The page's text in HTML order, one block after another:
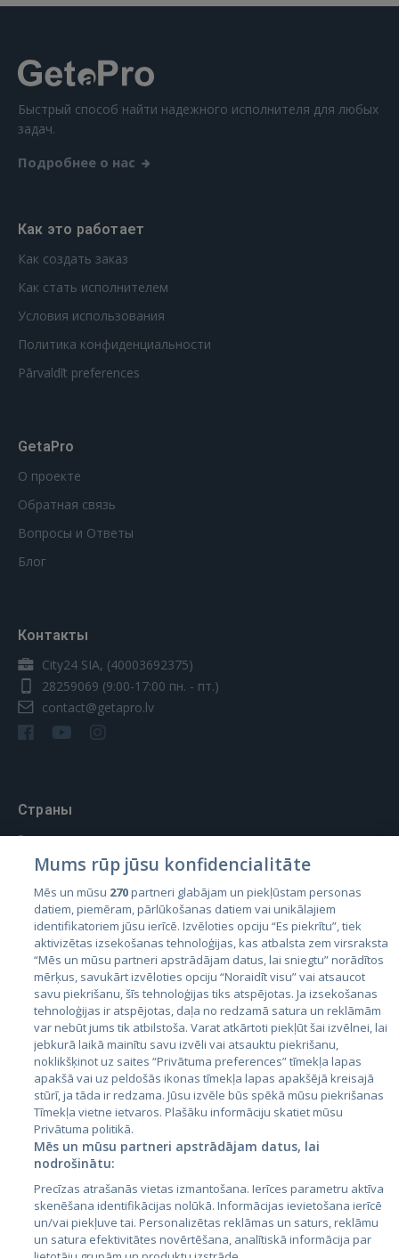
Забыли пароль? Запомнить?
 Sign in with Apple
РЕГИСТРАЦИЯ
Быстрый способ найти надежного исполнителя для любых
задач.
Подробнее о нас
Как это работает
Как создать заказ
Как стать исполнителем
Условия использования
Политика конфиденциальности
Pārvaldīt preferences
GetaPro
О проекте
Обратная связь
Вопросы и Ответы
Блог
Контакты
City24 SIA, (40003692375)
28259069 (9:00-17:00 пн. - пт.)
contact@getapro.lv
Страны
Эстония
Латвия
Литва
City24.lv
City24.ee
GetaPro.lv
GetaPro.ee
Skelbiu.lt
Autoplius.lt
Aruodas.lt
CVbankas.lt
Kainos.lt
Paslaugos.lt
KV.ee
KuldneBörs.ee
Mums rūp jūsu konfidencialitāte
Mēs un mūsu 270partneri glabājam un piekļūstam personas
datiem, piemēram, pārlūkošanas datiem vai unikālajiem
identifikatoriem jūsu ierīcē. Izvēloties opciju “Es piekrītu”, tiek
aktivizētas izsekošanas tehnoloģijas, kas atbalsta zem virsraksta
“Mēs un mūsu partneri apstrādājam datus, lai sniegtu” norādītos
mērķus, savukārt izvēloties opciju “Noraidīt visu” vai atsaucot
savu piekrišanu, šīs tehnoloģijas tiks atspējotas. Ja izsekošanas
tehnoloģijas ir atspējotas, daļa no redzamā satura un reklāmām
var nebūt jums tik atbilstoša. Varat atkārtoti piekļūt šai izvēlnei, lai
jebkurā laikā mainītu savu izvēli vai atsauktu piekrišanu,
noklikšķinot uz saites “Privātuma preferences” tīmekļa lapas
apakšā vai uz peldošās ikonas tīmekļa lapas apakšējā kreisajā
stūrī, ja tāda ir redzama. Jūsu izvēle būs spēkā mūsu piekrišanas
Tīmekļa vietne ietvaros. Plašāku informāciju skatiet mūsu
Privātuma politikā.
Mēs un mūsu partneri apstrādājam datus, lai
nodrošinātu:
Precīzas atrašanās vietas izmantošana. Ierīces parametru aktīva
skenēšana identifikācijas nolūkā. Informācijas ievietošana ierīcē
un/vai piekļuve tai. Personalizētas reklāmas un saturs, reklāmu
un satura efektivitātes novērtēšana, analītiskā informācija par